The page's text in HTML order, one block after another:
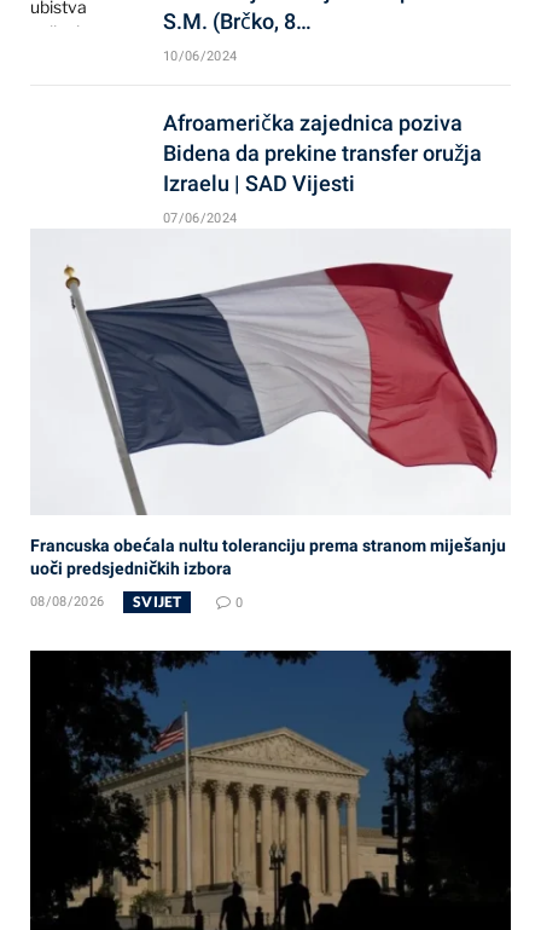
S.M. (Brčko, 8…
10/06/2024
Afroamerička zajednica poziva
Bidena da prekine transfer oružja
Izraelu | SAD Vijesti
07/06/2024
Francuska obećala nultu toleranciju prema stranom miješanju
uoči predsjedničkih izbora
08/08/2026 SVIJET 0